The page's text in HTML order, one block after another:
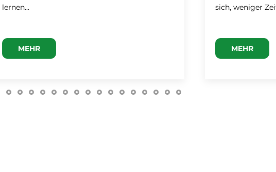
lernen...
MEHR
sich, weniger
MEHR